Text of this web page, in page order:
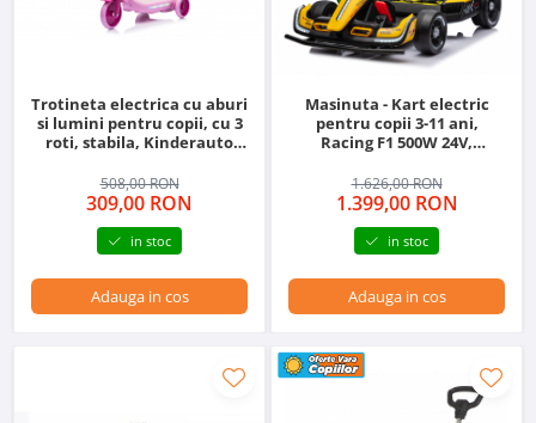
Trotineta electrica cu aburi
si lumini pentru copii, cu 3
roti, stabila, Kinderauto
roz
508,00 RON
309,00 RON
in stoc
Adauga in cos
Masinuta - Kart electric
pentru copii 3-11 ani,
Racing F1 500W 24V,
drift, galben
1.626,00 RON
1.399,00 RON
in stoc
Adauga in cos